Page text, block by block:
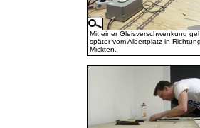
Mit einer Gleisverschwenkung
später vom Albertplatz in
Mickten.